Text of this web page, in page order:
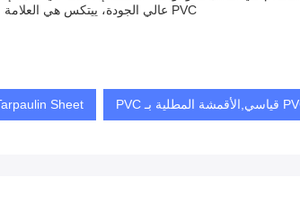
PVC عالي الجودة، ييتكس هي العلامة التجارية للاختيار.
Sheet